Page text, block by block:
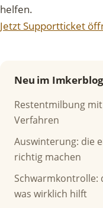
helfen.
Jetzt Supportticket
Neu im Imkerblog
Restentmilbung
Verfahren
Auswinterung: die
richtig machen
Schwarmkontrolle:
was wirklich hilft